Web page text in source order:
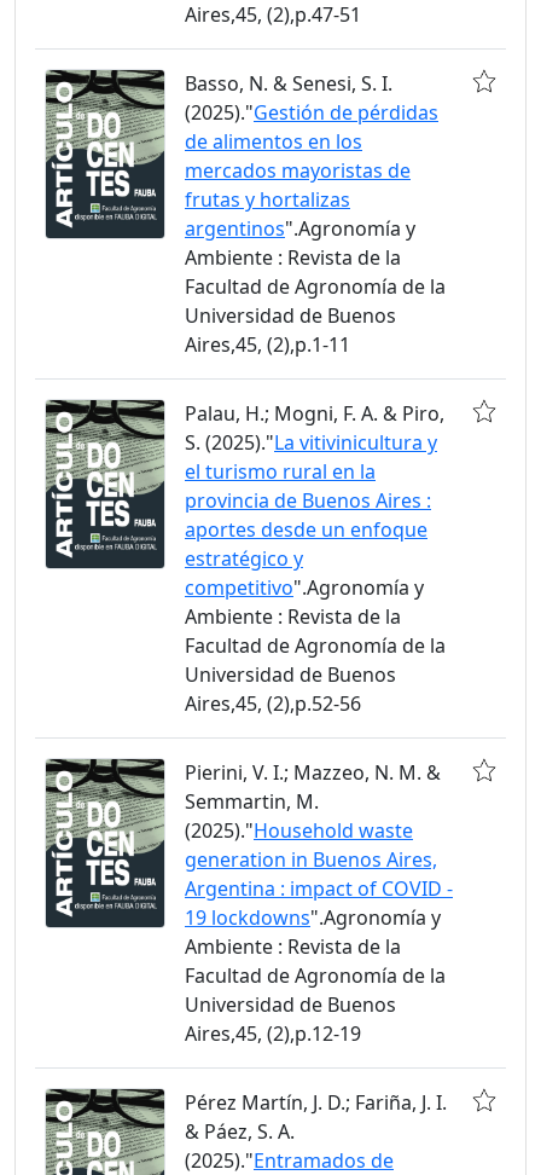
Aires,45, (2),p.47-51
Basso, N. & Senesi, S. I.
(2025)."Gestión de pérdidas
de alimentos en los
mercados mayoristas de
frutas y hortalizas
argentinos".Agronomía y
Ambiente : Revista de la
Facultad de Agronomía de la
Universidad de Buenos
Aires,45, (2),p.1-11
Palau, H.; Mogni, F. A. & Piro,
S. (2025)."La vitivinicultura y
el turismo rural en la
provincia de Buenos Aires :
aportes desde un enfoque
estratégico y
competitivo".Agronomía y
Ambiente : Revista de la
Facultad de Agronomía de la
Universidad de Buenos
Aires,45, (2),p.52-56
Pierini, V. I.; Mazzeo, N. M. &
Semmartin, M.
(2025)."Household waste
generation in Buenos Aires,
Argentina : impact of COVID -
19 lockdowns".Agronomía y
Ambiente : Revista de la
Facultad de Agronomía de la
Universidad de Buenos
Aires,45, (2),p.12-19
Pérez Martín, J. D.; Fariña, J. I.
& Páez, S. A.
(2025)."Entramados de